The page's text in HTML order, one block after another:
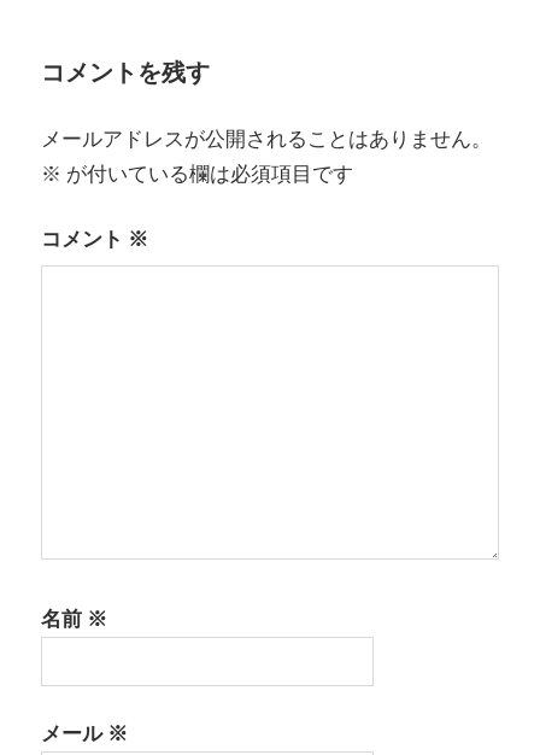
ゲ
シ
ン
コメントを残す
メールアドレスが公開されることはありません。
※ が付いている欄は必須項目です
コメント ※
名前 ※
メール※